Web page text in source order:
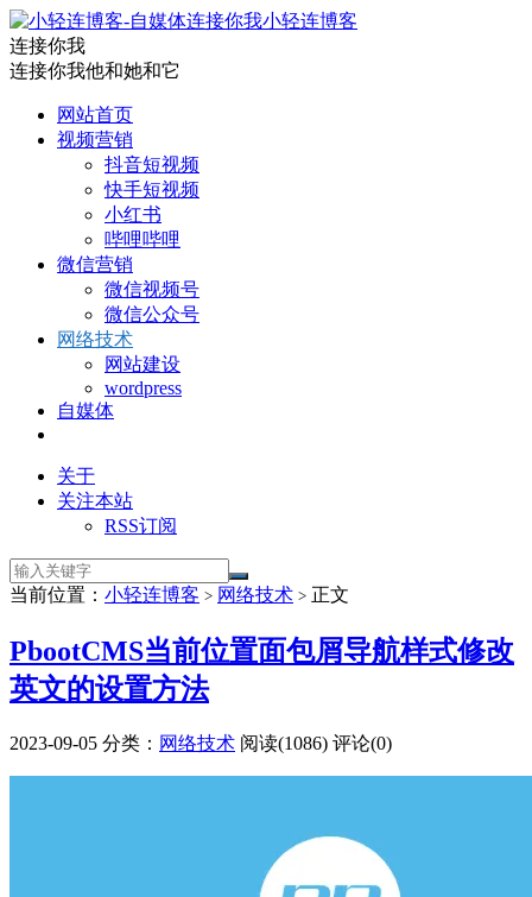
小轻连博客
连接你我
连接你我他和她和它
网站首页
视频营销
抖音短视频
快手短视频
小红书
哔哩哔哩
微信营销
微信视频号
微信公众号
网络技术
网站建设
wordpress
自媒体
关于
关注本站
RSS订阅
当前位置： 小轻连博客 > 网络技术 > 正文
PbootCMS当前位置面包屑导航样式修改
英文的设置方法
2023-09-05 分类： 网络技术 阅读(1086) 评论(0)